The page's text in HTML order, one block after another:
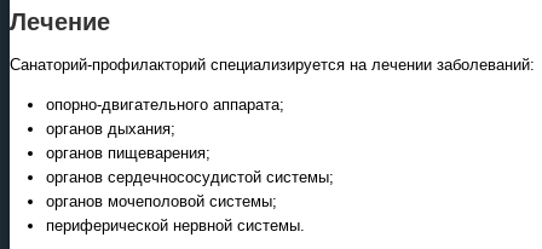
Лечение
Санаторий-профилакторий специализируется на лечении заболеваний:
опорно-двигательного аппарата;
органов дыхания;
органов пищеварения;
органов сердечнососудистой системы;
органов мочеполовой системы;
периферической нервной системы.